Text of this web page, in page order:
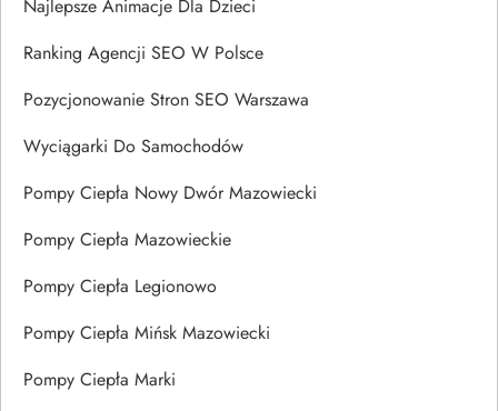
Najlepsze Animacje Dla Dzieci
Ranking Agencji SEO W Polsce
Pozycjonowanie Stron SEO Warszawa
Wyciągarki Do Samochodów
Pompy Ciepła Nowy Dwór Mazowiecki
Pompy Ciepła Mazowieckie
Pompy Ciepła Legionowo
Pompy Ciepła Mińsk Mazowiecki
Pompy Ciepła Marki